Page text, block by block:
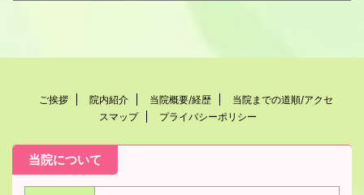
ご挨拶 院内紹介 当院概要/経歴
当院までの道順/アクセ
スマップ
プライバシーポリシー
当院について